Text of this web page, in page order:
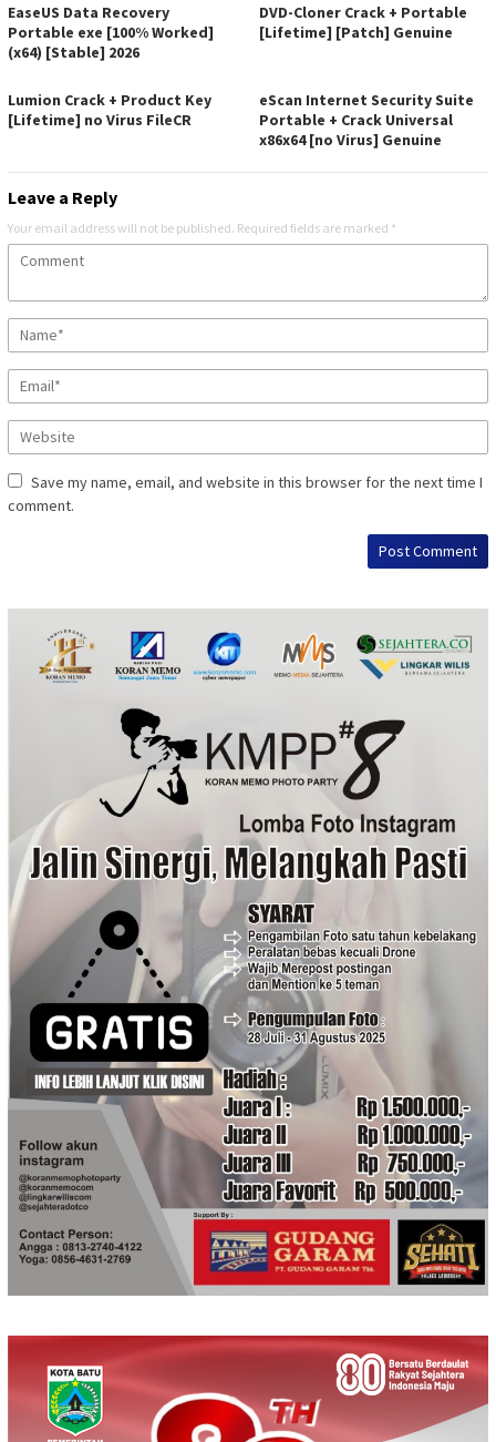
EaseUS Data Recovery
Portable exe [100% Worked]
(x64) [Stable] 2026
DVD-Cloner Crack + Portable
[Lifetime] [Patch] Genuine
Lumion Crack + Product Key
[Lifetime] no Virus FileCR
eScan Internet Security Suite
Portable + Crack Universal
x86x64 [no Virus] Genuine
Leave a Reply
Your email address will not be published. Required fields are marked *
Save my name, email, and website in this browser for the next time I
comment.